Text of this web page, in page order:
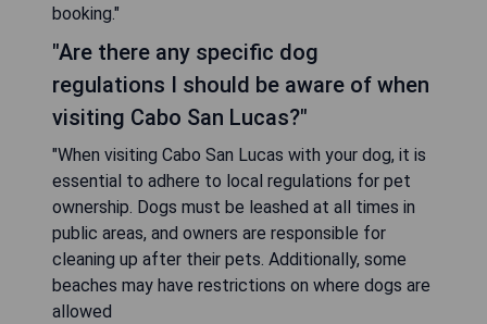
booking."
"Are there any specific dog
regulations I should be aware of when
visiting Cabo San Lucas?"
"When visiting Cabo San Lucas with your dog, it is
essential to adhere to local regulations for pet
ownership. Dogs must be leashed at all times in
public areas, and owners are responsible for
cleaning up after their pets. Additionally, some
beaches may have restrictions on where dogs are
allowed